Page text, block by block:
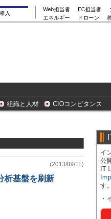
入
Web担当者 EC担当者
エネルギー
ドローン
組織と人材 CIOコンピタンス
(2013/09/11)
析基盤を刷新
イ
公
IT
す。
・